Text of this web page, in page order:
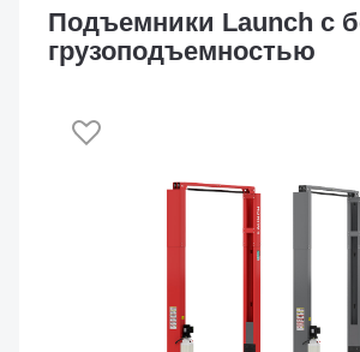
Подъемники Launch с
грузоподъемностью